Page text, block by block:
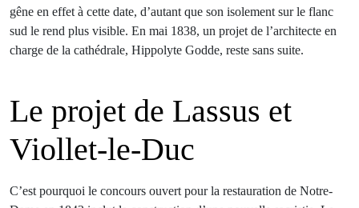
gêne en effet à cette date, d’autant que son isolement sur le flanc
sud le rend plus visible. En mai 1838, un projet de l’architecte en
charge de la cathédrale, Hippolyte Godde, reste sans suite.
Le projet de Lassus et
Viollet-le-Duc
C’est pourquoi le concours ouvert pour la restauration de Notre-